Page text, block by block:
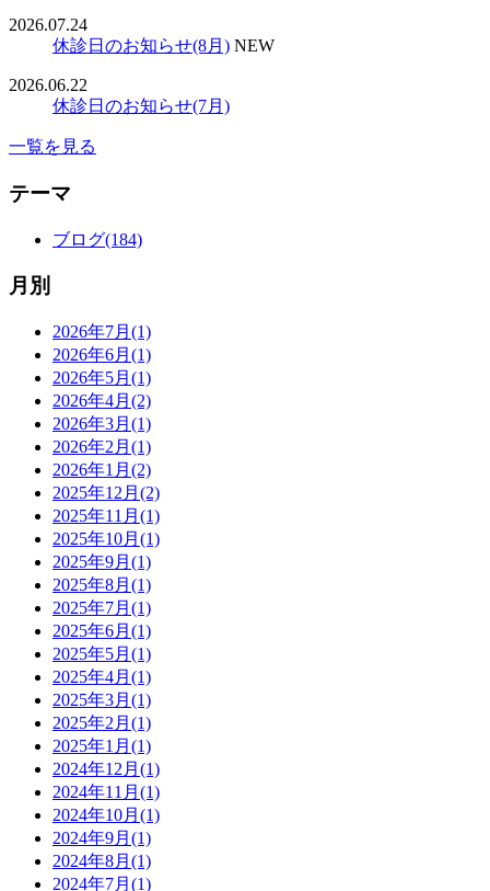
2026.07.24
休診日のお知らせ(8月) NEW
2026.06.22
休診日のお知らせ(7月)
一覧を見る
テーマ
ブログ(184)
月別
2026年7月(1)
2026年6月(1)
2026年5月(1)
2026年4月(2)
2026年3月(1)
2026年2月(1)
2026年1月(2)
2025年12月(2)
2025年11月(1)
2025年10月(1)
2025年9月(1)
2025年8月(1)
2025年7月(1)
2025年6月(1)
2025年5月(1)
2025年4月(1)
2025年3月(1)
2025年2月(1)
2025年1月(1)
2024年12月(1)
2024年11月(1)
2024年10月(1)
2024年9月(1)
2024年8月(1)
2024年7月(1)